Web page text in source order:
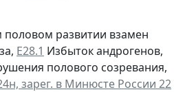
развитии взамен
Е28.1 Избыток андрогенов,
полового созревания,
зарег. в Минюсте России 22